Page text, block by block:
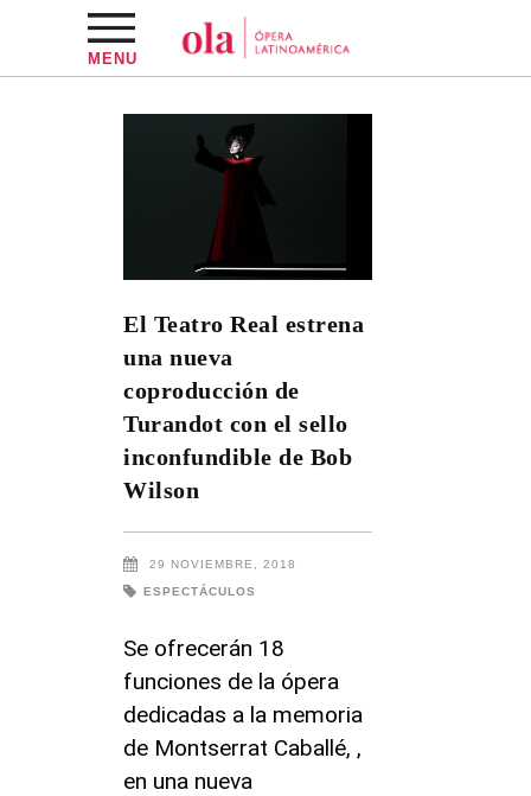
MENU
El Teatro Real estrena
una nueva
coproducción de
Turandot con el sello
inconfundible de Bob
Wilson
29 NOVIEMBRE, 2018
ESPECTÁCULOS
Se ofrecerán 18
funciones de la ópera
dedicadas a la memoria
de Montserrat Caballé, ,
en una nueva